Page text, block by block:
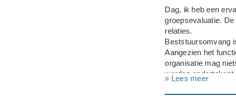
Dag, ik heb een
groepsevaluatie.
relaties.
Beststuursomvang
Aangezien het
organisatie mag
worden ondertekent.
» Lees meer